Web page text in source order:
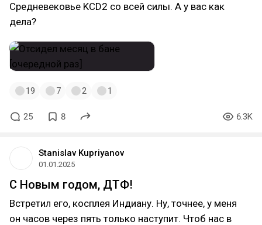
Средневековье KCD2 со всей силы. А у вас как
дела?
19 7 2 1
25 8 6.3K
Stanislav Kupriyanov
01.01.2025
С Новым годом, ДТФ!
Встретил его, косплея Индиану. Ну, точнее, у меня
он часов через пять только наступит. Чтоб нас в